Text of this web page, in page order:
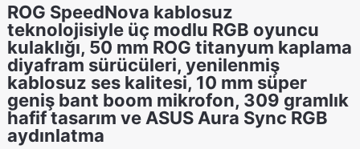
ROG SpeedNova kablosuz
teknolojisiyle üç modlu RGB oyuncu
kulaklığı, 50 mm ROG titanyum kaplama
diyafram sürücüleri, yenilenmiş
kablosuz ses kalitesi, 10 mm süper
geniş bant boom mikrofon, 309 gramlık
hafif tasarım ve ASUS Aura Sync RGB
aydınlatma